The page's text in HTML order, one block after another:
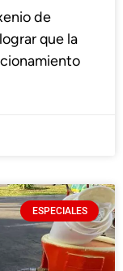
de
que la
ESPECIALES